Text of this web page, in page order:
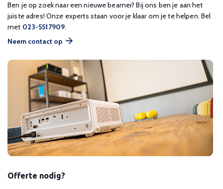
Ben je op zoek naar een nieuwe beamer? Bij ons ben je aan het
juiste adres! Onze experts staan voor je klaar om je te helpen. Bel
met 023-5517909.
Neem contact op
Offerte nodig?